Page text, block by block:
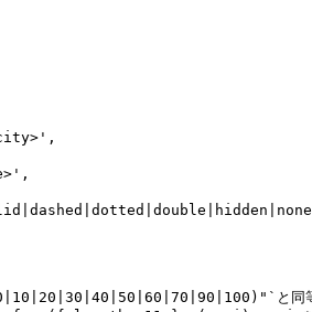
' ,
' ,
と同